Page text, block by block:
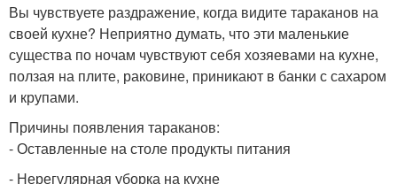
Вы чувствуете раздражение, когда видите тараканов на
своей кухне? Неприятно думать, что эти маленькие
существа по ночам чувствуют себя хозяевами на кухне,
ползая на плите, раковине, приникают в банки с сахаром
и крупами.
Причины появления тараканов:
- Оставленные на столе продукты питания
- Нерегулярная уборка на кухне